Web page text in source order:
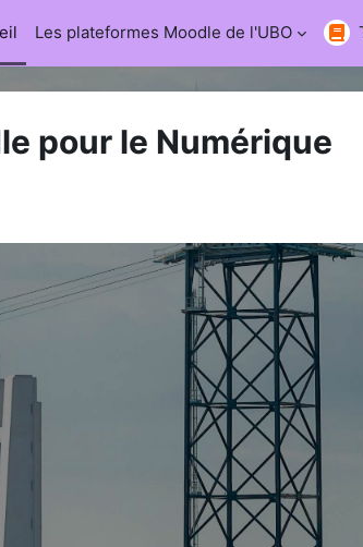
Les plateformes Moodle de l'UBO
pour le Numérique